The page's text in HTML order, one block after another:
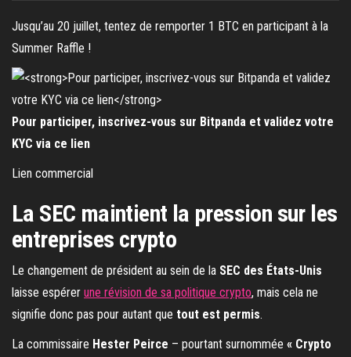
Jusqu’au 20 juillet, tentez de remporter 1 BTC en participant à la
Summer Raffle !
Pour participer, inscrivez-vous sur Bitpanda et validez votre
KYC via ce lien
Lien commercial
La SEC maintient la pression sur les
entreprises crypto
Le changement de président au sein de la SEC des États-Unis
laisse espérer une révision de sa politique crypto, mais cela ne
signifie donc pas pour autant que tout est permis.
La commissaire Hester Peirce – pourtant surnommée « Crypto